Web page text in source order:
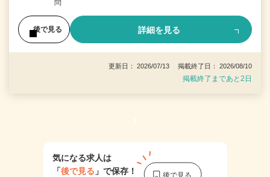
問
後で見る 詳細を見る
更新日： 2026/07/13 掲載終了日： 2026/08/10
掲載終了まであと2日
1
気になる求人は
「後で見る 」で保存！